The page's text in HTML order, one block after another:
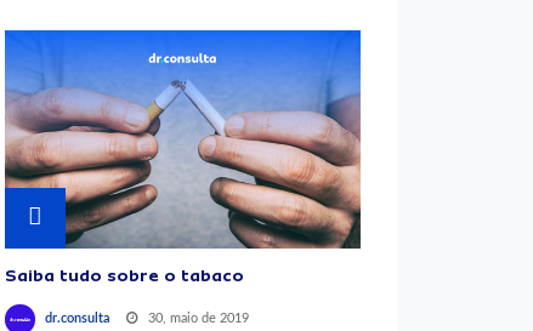
Saiba tudo sobre o tabaco
dr.consulta 30, maio de 2019